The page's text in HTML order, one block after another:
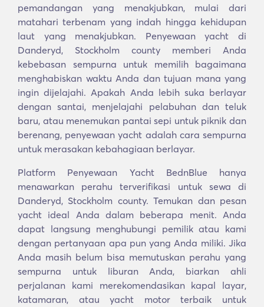
pemandangan yang menakjubkan, mulai dari
matahari terbenam yang indah hingga kehidupan
laut yang menakjubkan. Penyewaan yacht di
Danderyd, Stockholm county memberi Anda
kebebasan sempurna untuk memilih bagaimana
menghabiskan waktu Anda dan tujuan mana yang
ingin dijelajahi. Apakah Anda lebih suka berlayar
dengan santai, menjelajahi pelabuhan dan teluk
baru, atau menemukan pantai sepi untuk piknik dan
berenang, penyewaan yacht adalah cara sempurna
untuk merasakan kebahagiaan berlayar.
Platform Penyewaan Yacht BednBlue hanya
menawarkan perahu terverifikasi untuk sewa di
Danderyd, Stockholm county. Temukan dan pesan
yacht ideal Anda dalam beberapa menit. Anda
dapat langsung menghubungi pemilik atau kami
dengan pertanyaan apa pun yang Anda miliki. Jika
Anda masih belum bisa memutuskan perahu yang
sempurna untuk liburan Anda, biarkan ahli
perjalanan kami merekomendasikan kapal layar,
katamaran, atau yacht motor terbaik untuk